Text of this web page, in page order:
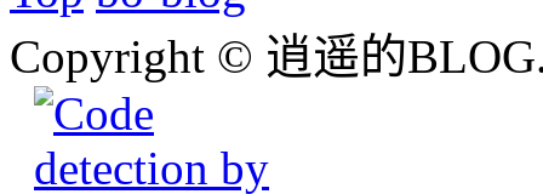
Copyright © 逍遥的